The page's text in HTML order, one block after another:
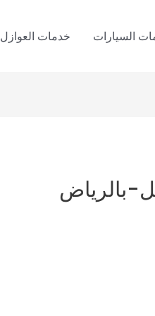
السيارات خدمات العوازل
بالرياض